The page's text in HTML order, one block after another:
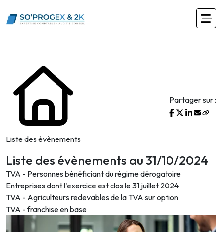
Liste des évènements
Partager sur :
Liste des évènements au 31/10/2024
TVA - Personnes bénéficiant du régime dérogatoire
Entreprises dont l'exercice est clos le 31 juillet 2024
TVA - Agriculteurs redevables de la TVA sur option
TVA - franchise en base